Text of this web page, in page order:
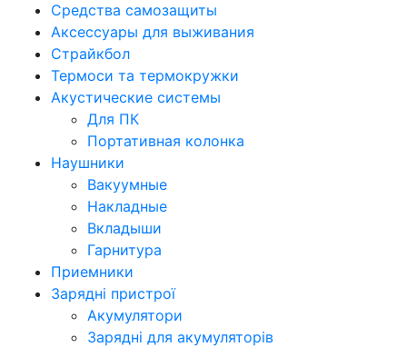
Средства самозащиты
Аксессуары для выживания
Страйкбол
Термоси та термокружки
Акустические системы
Для ПК
Портативная колонка
Наушники
Вакуумные
Накладные
Вкладыши
Гарнитура
Приемники
Зарядні пристрої
Акумулятори
Зарядні для акумуляторів